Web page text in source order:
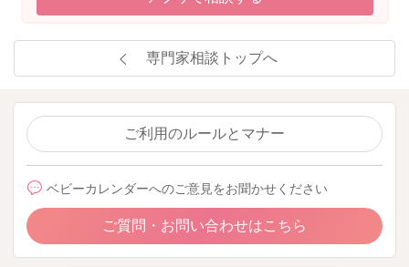
専門家相談トップへ
ご利用のルールとマナー
ベビーカレンダーへのご意見をお聞かせください
ご質問・お問い合わせはこちら